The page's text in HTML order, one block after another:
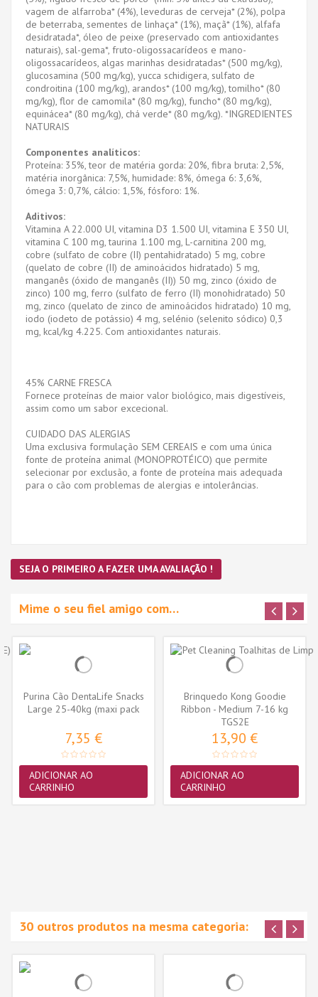
vagem de alfarroba* (4%), leveduras de cerveja* (2%), polpa
de beterraba, sementes de linhaça* (1%), maçã* (1%), alfafa
desidratada*, óleo de peixe (preservado com antioxidantes
naturais), sal-gema*, fruto-oligossacarídeos e mano-
oligossacarídeos, algas marinhas desidratadas* (500 mg/kg),
glucosamina (500 mg/kg), yucca schidigera, sulfato de
condroitina (100 mg/kg), arandos* (100 mg/kg), tomilho* (80
mg/kg), flor de camomila* (80 mg/kg), funcho* (80 mg/kg),
equinácea* (80 mg/kg), chá verde* (80 mg/kg). *INGREDIENTES
NATURAIS
Componentes analíticos:
Proteína: 35%, teor de matéria gorda: 20%, fibra bruta: 2,5%,
matéria inorgânica: 7,5%, humidade: 8%, ómega 6: 3,6%,
ómega 3: 0,7%, cálcio: 1,5%, fósforo: 1%.
Aditivos:
Vitamina A 22.000 UI, vitamina D3 1.500 UI, vitamina E 350 UI,
vitamina C 100 mg, taurina 1.100 mg, L-carnitina 200 mg,
cobre (sulfato de cobre (II) pentahidratado) 5 mg, cobre
(quelato de cobre (II) de aminoácidos hidratado) 5 mg,
manganês (óxido de manganês (II)) 50 mg, zinco (óxido de
zinco) 100 mg, ferro (sulfato de ferro (II) monohidratado) 50
mg, zinco (quelato de zinco de aminoácidos hidratado) 10 mg,
iodo (iodeto de potássio) 4 mg, selénio (selenito sódico) 0,3
mg, kcal/kg 4.225. Com antioxidantes naturais.
45% CARNE FRESCA
Fornece proteínas de maior valor biológico, mais digestíveis,
assim como um sabor excecional.
CUIDADO DAS ALERGIAS
Uma exclusiva formulação SEM CEREAIS e com uma única
fonte de proteína animal (MONOPROTÉICO) que permite
selecionar por exclusão, a fonte de proteína mais adequada
para o cão com problemas de alergias e intolerâncias.
SEJA O PRIMEIRO A FAZER UMA AVALIAÇÃO !
Mime o seu fiel amigo com…
Purina Cão DentaLife Snacks
Large 25-40kg (maxi pack
7,35 €
ADICIONAR AO
CARRINHO
Brinquedo Kong Goodie
Ribbon - Medium 7-16 kg
(TGS2E)
TGS2E
13,90 €
ADICIONAR AO
CARRINHO
30 outros produtos na mesma categoria: